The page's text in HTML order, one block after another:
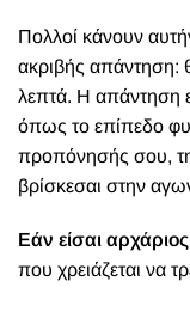
Πολλοί κάνουν
ακριβής απάντηση:
λεπτά. Η απάντηση
όπως το επίπεδο
προπόνησής σου,
βρίσκεσαι στην
Εάν είσαι
που χρειάζεται να